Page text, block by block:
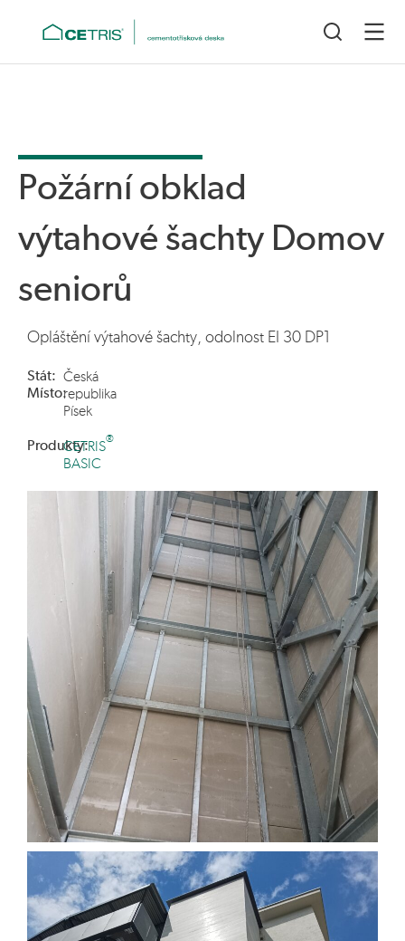
Požární obklad
výtahové šachty Domov
seniorů
Opláštění výtahové šachty, odolnost EI 30 DP1
Stát:
Místo:
Česká
republika
Písek
Produkty:
CETRIS
®
BASIC